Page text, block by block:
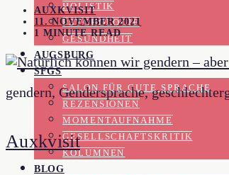
HOLISTIK
PSYCHOLOGIE
GESUNDHEIT
AUGSBURG
SFGS
SALON FÜR GUTE SPRACHE
REZENSIONEN
MOMENTAUFNAHME
GESELLSCHAFTSKRITIK
KOLUMNEN
BLOG
AUXKVISIT
11. NOVEMBER 2021
1 MINUTE READ
gendern, Gendersprache,
Auxkvisit